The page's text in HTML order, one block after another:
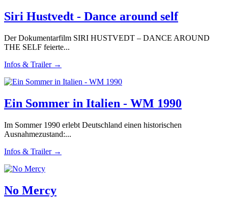
Siri Hustvedt - Dance around self
Der Dokumentarfilm SIRI HUSTVEDT – DANCE AROUND
THE SELF feierte...
Infos & Trailer →
Ein Sommer in Italien - WM 1990
Im Sommer 1990 erlebt Deutschland einen historischen
Ausnahmezustand:...
Infos & Trailer →
No Mercy